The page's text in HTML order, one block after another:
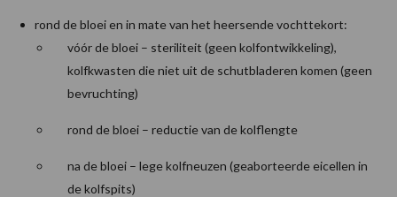
rond de bloei en in mate van het heersende vochttekort:
vóór de bloei – steriliteit (geen kolfontwikkeling),
kolfkwasten die niet uit de schutbladeren komen (geen
bevruchting)
rond de bloei – reductie van de kolflengte
na de bloei – lege kolfneuzen (geaborteerde eicellen in
de kolfspits)